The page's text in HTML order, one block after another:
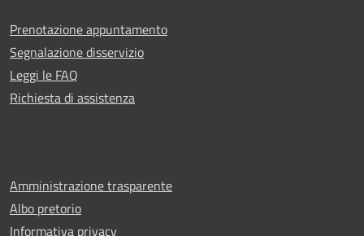
Prenotazione appuntamento
Segnalazione disservizio
Leggi le FAQ
Richiesta di assistenza
Amministrazione trasparente
Albo pretorio
Informativa privacy